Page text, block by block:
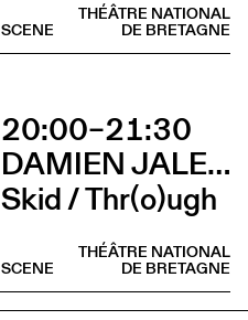
THÉÂTRE NATIONAL
DE BRETAGNE
SCENE
20:00–21:30
DAMIEN JALET BALLET DU GRAND THÉÂTRE DE GENÈVE
Skid / Thr(o)ugh
THÉÂTRE NATIONAL
DE BRETAGNE
SCENE